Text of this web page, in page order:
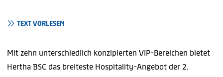
TEXT VORLESEN
Mit zehn unterschiedlich konzipierten VIP-Bereichen bietet
Hertha BSC das breiteste Hospitality-Angebot der 2.